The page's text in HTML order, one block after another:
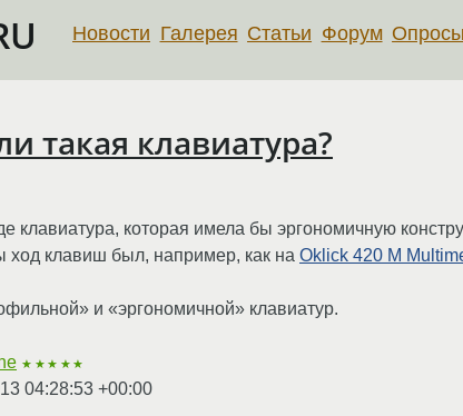
Новости Галерея Статьи Форум Опросы
такая клавиатура?
клавиатура, которая имела бы эргономичную
ход клавиш был, например, как на Oklick 420 M
и «эргономичной» клавиатур.
★★★★★
04:28:53 +00:00